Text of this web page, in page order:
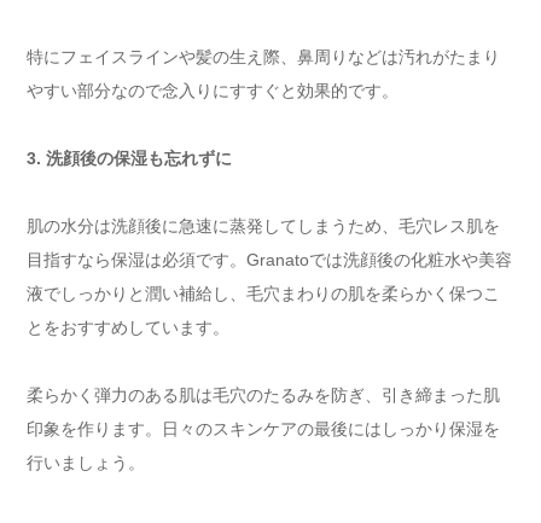
特にフェイスラインや髪の生え際、鼻周りなどは汚れがたまり
やすい部分なので念入りにすすぐと効果的です。
3. 洗顔後の保湿も忘れずに
肌の水分は洗顔後に急速に蒸発してしまうため、毛穴レス肌を
目指すなら保湿は必須です。Granatoでは洗顔後の化粧水や美容
液でしっかりと潤い補給し、毛穴まわりの肌を柔らかく保つこ
とをおすすめしています。
柔らかく弾力のある肌は毛穴のたるみを防ぎ、引き締まった肌
印象を作ります。日々のスキンケアの最後にはしっかり保湿を
行いましょう。